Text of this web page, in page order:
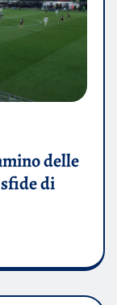
delle
di